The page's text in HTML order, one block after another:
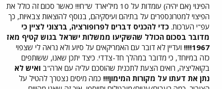
הפינוי (אם יהיה) עומדות על 10 מיליארד ש"ח!!! כאשר סכום זה כולל את
הפיצוי למטרונספרים על בתיהם ועיסקיהם, בנוסף להוצאות צבאיות, כך
עפ"י הערכות. כדי להכניס דברים לפרופורציה, ברצוני לציין כי
מדובר בסכום הכולל שהשקיעו ממשלות ישראל בגוש קטיף מאז
1967!!!!
ועדיין לא דובר עם האמריקאים על סיוע ולא נראה לי שצפוי
כזה במיוחד, כי מדובר במהלך חד-צדדי. כיצד יתכן שאנו, ששותפים
בקואליציה, רואים הצעת לתכנית שהוסכם עליה עם ארה"ב ואיש לא
נתן את דעתו על מקורות המימון!!! כמה מיסים נצטרך להטיל על